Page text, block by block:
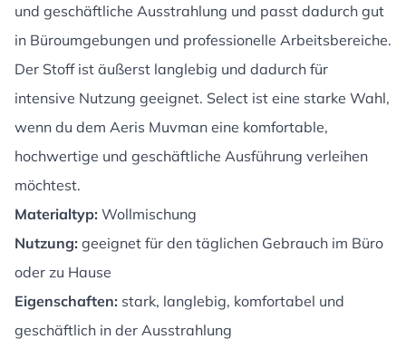
und geschäftliche Ausstrahlung und passt dadurch gut
in Büroumgebungen und professionelle Arbeitsbereiche.
Der Stoff ist äußerst langlebig und dadurch für
intensive Nutzung geeignet. Select ist eine starke Wahl,
wenn du dem Aeris Muvman eine komfortable,
hochwertige und geschäftliche Ausführung verleihen
möchtest.
Materialtyp: Wollmischung
Nutzung: geeignet für den täglichen Gebrauch im Büro
oder zu Hause
Eigenschaften: stark, langlebig, komfortabel und
geschäftlich in der Ausstrahlung